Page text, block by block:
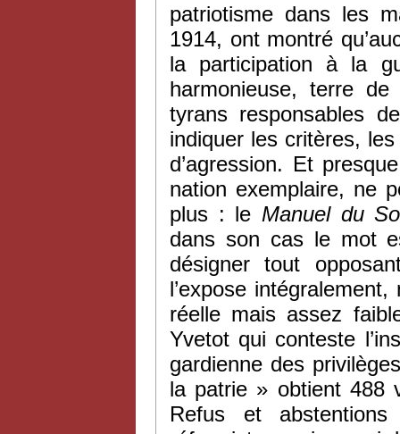
patriotisme dans les
1914, ont montré
la participation à la
harmonieuse, terre
tyrans responsables
indiquer les critères,
d’agression. Et
nation exemplaire, ne
plus : le Manuel du
dans son cas le mot
désigner tout
l’expose
réelle mais assez
Yvetot qui conteste
gardienne des
la patrie » obtient 488
Refus et